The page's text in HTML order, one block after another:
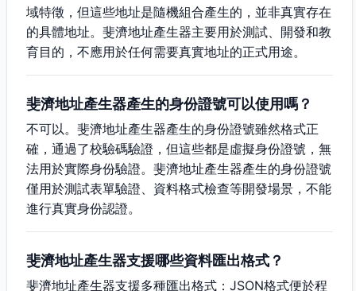
域特徵，但這些地址是隨機組合產生的，並非真實存在
的具體地址。斐濟地址產生器主要用於測試、開發和教
育目的，不應用於任何需要真實地址的正式用途。
斐濟地址產生器產生的身份證號可以使用嗎？
不可以。斐濟地址產生器產生的身份證號雖然格式正
確，通過了校驗碼驗證，但這些都是虛擬身份證號，無
法用於實際身份驗證。斐濟地址產生器產生的身份證號
僅用於測試表單驗證、資料格式檢查等開發場景，不能
進行真實身份認證。
斐濟地址產生器支援哪些資料匯出格式？
斐濟地址產生器支援多種匯出格式：JSON格式便於程